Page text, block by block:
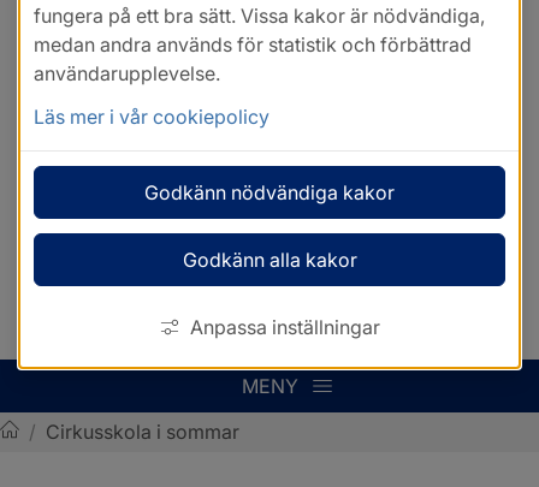
MENY
/ Cirkusskola i sommar
fungera på ett bra sätt. Vissa kakor är nödvändiga,
medan andra används för statistik och förbättrad
användarupplevelse.
Läs mer i vår cookiepolicy
Godkänn nödvändiga kakor
Godkänn alla kakor
Anpassa inställningar